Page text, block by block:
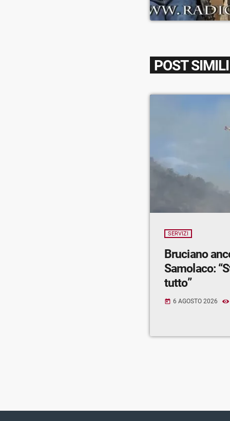
POST SIMILI
SERVIZI
Bruciano
Samolaco:
tutto”
today 6 AGOSTO 2026